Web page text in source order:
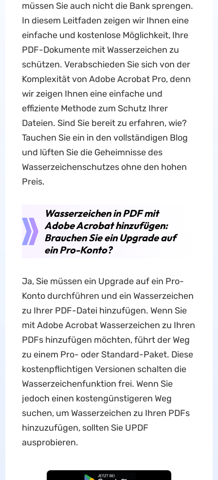
müssen Sie auch nicht die Bank sprengen.
In diesem Leitfaden zeigen wir Ihnen eine
einfache und kostenlose Möglichkeit, Ihre
PDF-Dokumente mit Wasserzeichen zu
schützen. Verabschieden Sie sich von der
Komplexität von Adobe Acrobat Pro, denn
wir zeigen Ihnen eine einfache und
effiziente Methode zum Schutz Ihrer
Dateien. Sind Sie bereit zu erfahren, wie?
Tauchen Sie ein in den vollständigen Blog
und lüften Sie die Geheimnisse des
Wasserzeichenschutzes ohne den hohen
Preis.
Wasserzeichen in PDF mit
Adobe Acrobat hinzufügen:
Brauchen Sie ein Upgrade auf
ein Pro-Konto?
Ja, Sie müssen ein Upgrade auf ein Pro-
Konto durchführen und ein Wasserzeichen
zu Ihrer PDF-Datei hinzufügen. Wenn Sie
mit Adobe Acrobat Wasserzeichen zu Ihren
PDFs hinzufügen möchten, führt der Weg
zu einem Pro- oder Standard-Paket. Diese
kostenpflichtigen Versionen schalten die
Wasserzeichenfunktion frei. Wenn Sie
jedoch einen kostengünstigeren Weg
suchen, um Wasserzeichen zu Ihren PDFs
hinzuzufügen, sollten Sie UPDF
ausprobieren.